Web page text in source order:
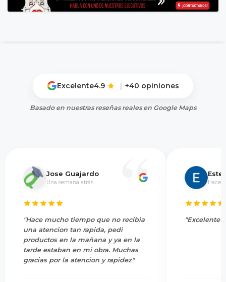
Excelente4.9 | +40 opiniones
Basado en nuestras reseñas reales en Google Maps
Jose Guajardo
Una semana atrás
"Hace mucho tiempo que no recibia
una atencion tan rapida, pedi
productos en la mañana y ya en la
tarde estaban en mi obra. Muchas
gracias por la atencion y rapidez"
Hace
"Excelente